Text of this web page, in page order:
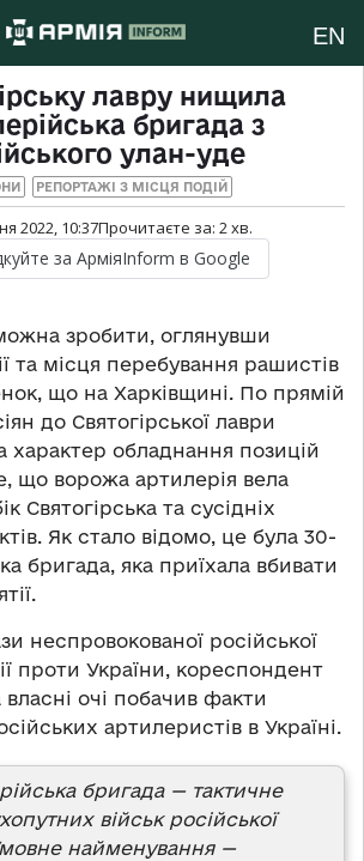
EN
лавру нищила
бригада з
улан-уде
РЕПОРТАЖІ З МІСЦЯ ПОДІЙ
2022, 10:37Прочитаєте за: 2хв.
за АрміяInform в Google
зробити, оглянувши
та місця перебування рашистів
що на Харківщині. По прямій
до Святогірської лаври
характер обладнання позицій
що ворожа артилерія вела
Святогірська та сусідніх
Як стало відомо, це була 30-
бригада, яка приїхала вбивати
неспровокованої російської
проти України, кореспондент
очі побачив факти
артилеристів в Україні.
бригада — тактичне
військ російської
найменування —